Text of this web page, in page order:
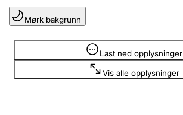
Lag og forening
Registrere, endre, slette
Mørk bakgrunn
Last ned opplysninger
Vis alle opplysninger
Opplysninger er skjult